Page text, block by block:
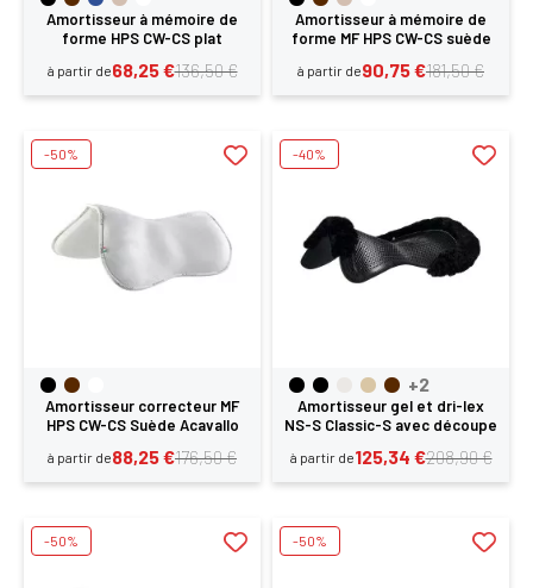
Amortisseur à mémoire de
forme HPS CW-CS plat
à partir de 136,50 €
68,25 €
Amortisseur à mémoire de
forme MF HPS CW-CS suède
à partir de 181,50 €
90,75 €
Amortisseur correcteur MF
HPS CW-CS Suède Acavallo
à partir de 176,50 €
88,25 €
-50%
+2
Amortisseur gel et dri-lex
NS-S Classic-S avec découpe
à partir de 208,90 €
125,34 €
-40%
-50% -50%